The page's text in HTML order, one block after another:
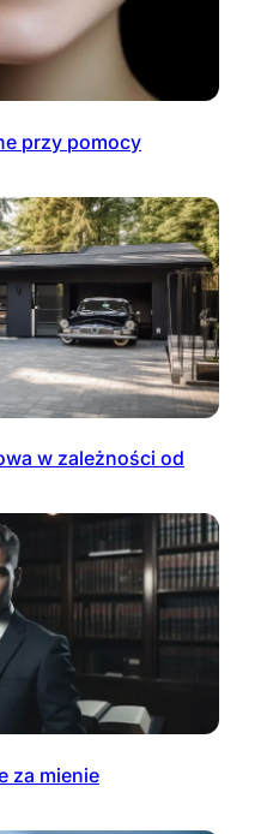
przy pomocy
w zależności od
za mienie